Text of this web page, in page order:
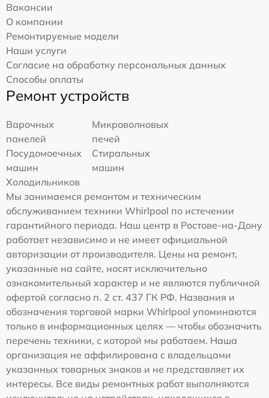
Вакансии
О компании
Ремонтируемые модели
Наши услуги
Согласие на обработку персональных данных
Способы оплаты
Ремонт устройств
Варочных
панелей
Микроволновых
печей
Посудомоечных
машин
Стиральных
машин
Холодильников
Мы занимаемся ремонтом и техническим
обслуживанием техники Whirlpool по истечении
гарантийного периода. Наш центр в Ростове-на-Дону
работает независимо и не имеет официальной
авторизации от производителя. Цены на ремонт,
указанные на сайте, носят исключительно
ознакомительный характер и не являются публичной
офертой согласно п. 2 ст. 437 ГК РФ. Названия и
обозначения торговой марки Whirlpool упоминаются
только в информационных целях — чтобы обозначить
перечень техники, с которой мы работаем. Наша
организация не аффилирована с владельцами
указанных товарных знаков и не представляет их
интересы. Все виды ремонтных работ выполняются